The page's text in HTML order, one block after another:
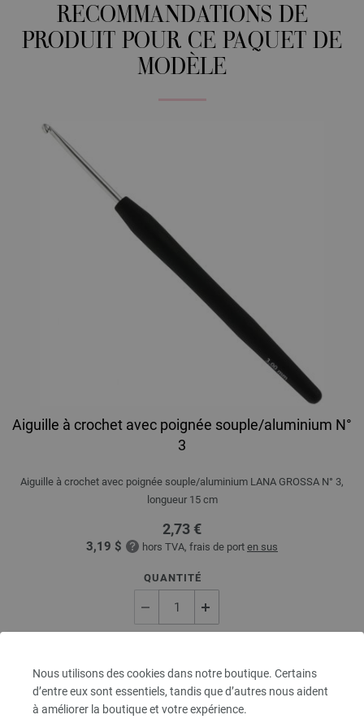
Nous utilisons des cookies dans notre boutique. Certains
d’entre eux sont essentiels, tandis que d’autres nous aident
à améliorer la boutique et votre expérience.
RECOMMANDATIONS DE
PRODUIT POUR CE PAQUET DE
MODÈLE
Aiguille à crochet avec poignée souple/aluminium N°
3
Aiguille à crochet avec poignée souple/aluminium LANA GROSSA N° 3,
longueur 15 cm
2,73 €
3,19 $ hors TVA, frais de port en sus
QUANTITÉ
Ajouter à liste d'envies